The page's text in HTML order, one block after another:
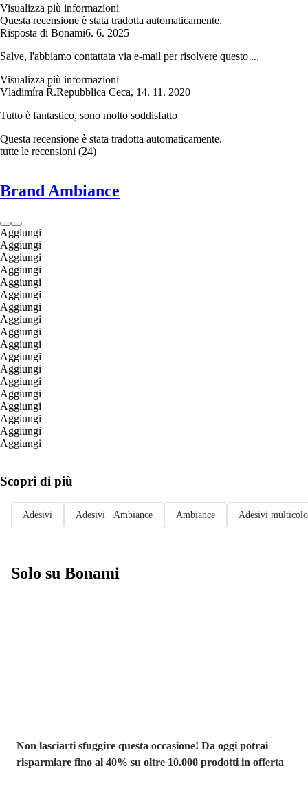
Visualizza più informazioni
Questa recensione è stata tradotta automaticamente.
Risposta di Bonami6. 6. 2025
Salve, l'abbiamo contattata via e-mail per risolvere questo ...
Visualizza più informazioni
Vladimíra Ř.Repubblica Ceca, 14. 11. 2020
Tutto è fantastico, sono molto soddisfatto
Questa recensione è stata tradotta automaticamente.
tutte le recensioni (24)
Brand Ambiance
Aggiungi
Aggiungi
Aggiungi
Aggiungi
Aggiungi
Aggiungi
Aggiungi
Aggiungi
Aggiungi
Aggiungi
Aggiungi
Aggiungi
Aggiungi
Aggiungi
Aggiungi
Aggiungi
Aggiungi
Aggiungi
Scopri di più
Adesivi Adesivi · Ambiance Ambiance Adesivi
Solo su Bonami
Non lasciarti sfuggire questa occasione! Da oggi potrai
risparmiare fino al 40% su oltre 10.000 prodotti in offerta